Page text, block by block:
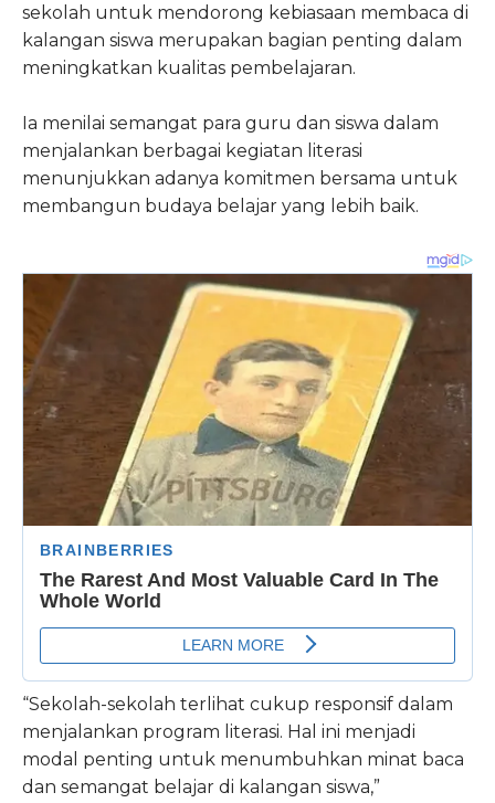
sekolah untuk mendorong kebiasaan membaca di
kalangan siswa merupakan bagian penting dalam
meningkatkan kualitas pembelajaran.
Ia menilai semangat para guru dan siswa dalam
menjalankan berbagai kegiatan literasi
menunjukkan adanya komitmen bersama untuk
membangun budaya belajar yang lebih baik.
“Sekolah-sekolah terlihat cukup responsif dalam
menjalankan program literasi. Hal ini menjadi
modal penting untuk menumbuhkan minat baca
dan semangat belajar di kalangan siswa,”